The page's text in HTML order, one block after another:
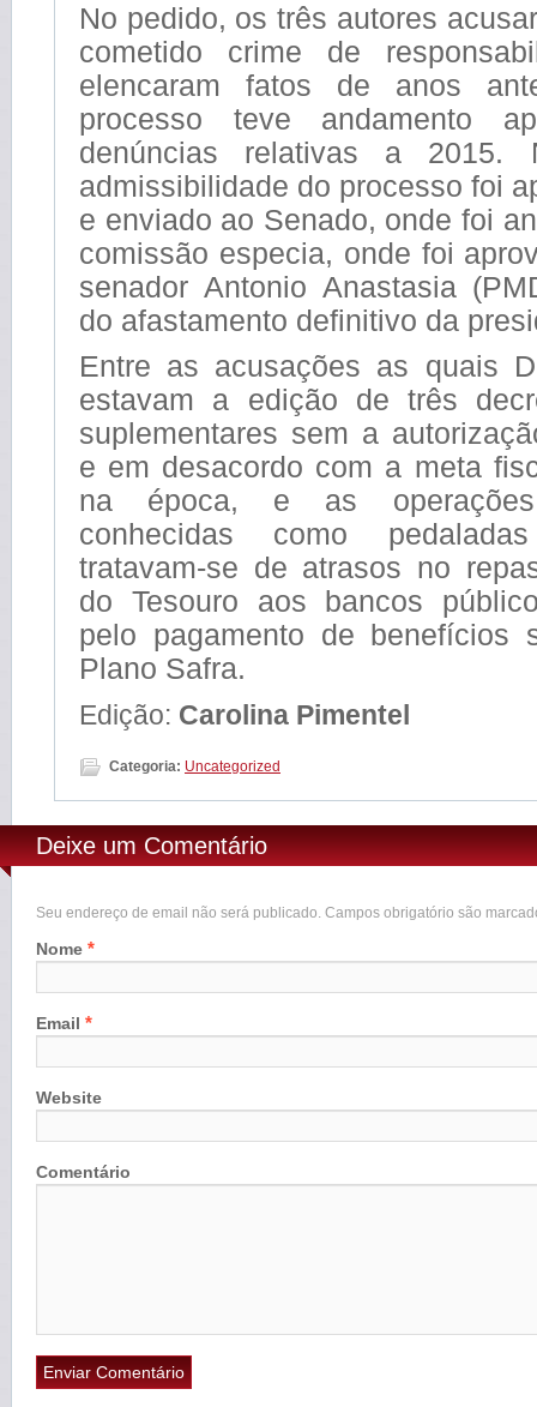
No pedido, os três autores
cometido crime de
elencaram fatos de anos
processo teve andamento
denúncias relativas a 2015.
admissibilidade do processo foi
e enviado ao Senado, onde foi
comissão especia, onde foi
senador Antonio Anastasia
do afastamento definitivo da
Entre as acusações as quais
estavam a edição de três
suplementares sem a
e em desacordo com a meta
na época, e as
conhecidas como
tratavam-se de atrasos no
do Tesouro aos bancos
pelo pagamento de benefícios
Plano Safra.
Edição: Carolina Pimentel
Categoria: Uncategorized
Deixe um Comentário
Seu endereço de email não será publicado. Campos obrigatório são
Nome *
Email *
Website
Comentário